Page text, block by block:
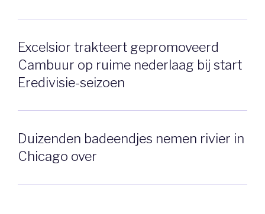
Excelsior trakteert gepromoveerd
Cambuur op ruime nederlaag bij start
Eredivisie-seizoen
Duizenden badeendjes nemen rivier in
Chicago over